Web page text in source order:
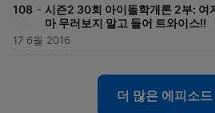
108 - 시즌2 30회 아이돌학개론 2부: 여
마 무러보지 말고 들어 트와이스!!
17 6월 2016
더 많은 에피소드